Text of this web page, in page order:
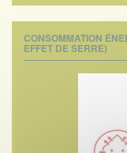
CONSOMMATION
EFFET DE SERRE)